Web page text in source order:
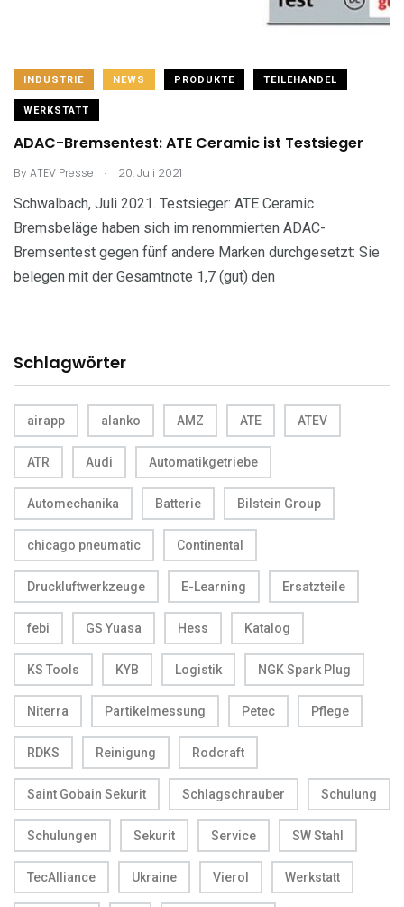
Schlagwörter
airapp alanko AMZ ATE ATEV
ATR Audi Automatikgetriebe
Automechanika Batterie Bilstein Group
chicago pneumatic Continental
Druckluftwerkzeuge E-Learning Ersatzteile
febi GS Yuasa Hess Katalog
KS Tools KYB Logistik NGK Spark Plug
Niterra Partikelmessung Petec Pflege
RDKS Reinigung Rodcraft
Saint Gobain Sekurit Schlagschrauber Schulung
Schulungen Sekurit Service SW Stahl
TecAlliance Ukraine Vierol Werkstatt
INDUSTRIE NEWS PRODUKTE TEILEHANDEL
WERKSTATT
ADAC-Bremsentest: ATE Ceramic ist Testsieger
ByATEV Presse . 20. Juli 2021
Schwalbach, Juli 2021. Testsieger: ATE Ceramic
Bremsbeläge haben sich im renommierten ADAC-
Bremsentest gegen fünf andere Marken durchgesetzt: Sie
belegen mit der Gesamtnote 1,7 (gut) den